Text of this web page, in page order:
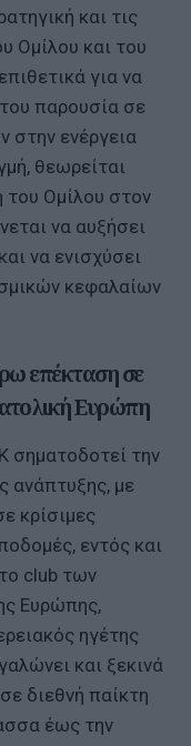
και τις
Ομίλου και του
για να
παρουσία σε
στην ενέργεια
θεωρείται
του Ομίλου στον
να αυξήσει
να ενισχύσει
κεφαλαίων
επέκταση σε
Ευρώπη
σηματοδοτεί την
ανάπτυξης, με
κρίσιμες
εντός και
club των
Ευρώπης,
ηγέτης
και ξεκινά
διεθνή παίκτη
έως την